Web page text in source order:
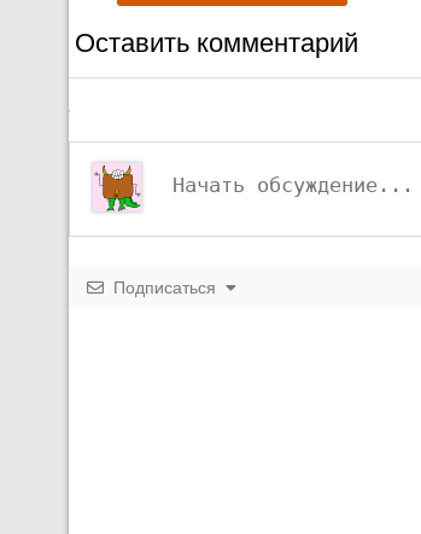
Оставить комментарий
Подписаться